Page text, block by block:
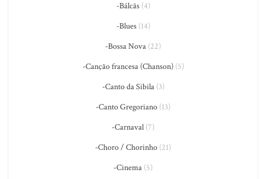
-Bálcãs(4)
-Blues(14)
-Bossa Nova (22)
-Canção francesa (Chanson)(5)
-Canto da Sibila(3)
-Canto Gregoriano (13)
-Carnaval (7)
-Choro / Chorinho (21)
-Cinema (5)